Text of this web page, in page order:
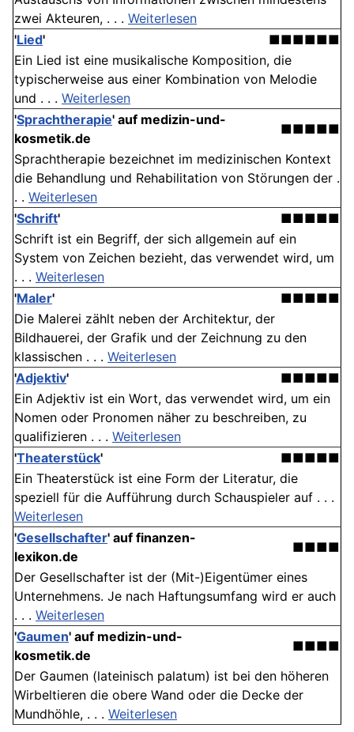
zwei Akteuren, . . . Weiterlesen
'Lied'
■■■■■■
Ein Lied ist eine musikalische Komposition, die
typischerweise aus einer Kombination von Melodie
und . . . Weiterlesen
'Sprachtherapie' auf medizin-und-
kosmetik.de
■■■■■
Sprachtherapie bezeichnet im medizinischen Kontext
die Behandlung und Rehabilitation von Störungen der .
. . Weiterlesen
'Schrift'
■■■■■
Schrift ist ein Begriff, der sich allgemein auf ein
System von Zeichen bezieht, das verwendet wird, um
. . . Weiterlesen
'Maler'
■■■■■
Die Malerei zählt neben der Architektur, der
Bildhauerei, der Grafik und der Zeichnung zu den
klassischen . . . Weiterlesen
'Adjektiv'
■■■■■
Ein Adjektiv ist ein Wort, das verwendet wird, um ein
Nomen oder Pronomen näher zu beschreiben, zu
qualifizieren . . . Weiterlesen
'Theaterstück'
■■■■■
Ein Theaterstück ist eine Form der Literatur, die
speziell für die Aufführung durch Schauspieler auf . . .
Weiterlesen
'Gesellschafter' auf finanzen-
lexikon.de
■■■■
Der Gesellschafter ist der (Mit-)Eigentümer eines
Unternehmens. Je nach Haftungsumfang wird er auch
. . . Weiterlesen
'Gaumen' auf medizin-und-
kosmetik.de
■■■■
Der Gaumen (lateinisch palatum) ist bei den höheren
Wirbeltieren die obere Wand oder die Decke der
Mundhöhle, . . . Weiterlesen